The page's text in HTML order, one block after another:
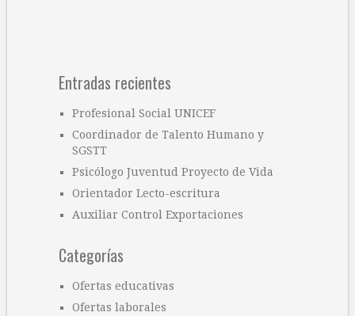
Entradas recientes
Profesional Social UNICEF
Coordinador de Talento Humano y
SGSTT
Psicólogo Juventud Proyecto de Vida
Orientador Lecto-escritura
Auxiliar Control Exportaciones
Categorías
Ofertas educativas
Ofertas laborales